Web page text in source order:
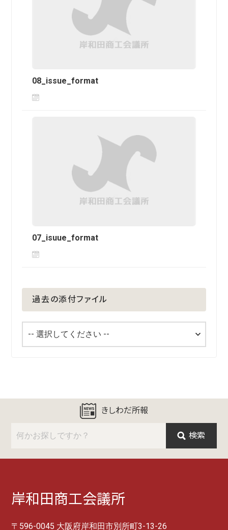
08_issue_format
07_isuue_format
過去の添付ファイル
きしわだ所報
検索
岸和田商工会議所
〒596-0045 大阪府岸和田市別所町3-13-26